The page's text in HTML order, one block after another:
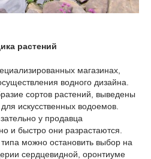
растений
магазинах,
водного дизайна.
сортов растений, выведены
искусственных водоемов.
у продавца
и быстро они разрастаются.
можно остановить выбор на
сердцевидной, оронтиуме